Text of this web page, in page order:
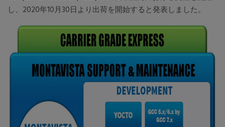
し、2020年10月30日より出荷を開始すると発表しました。